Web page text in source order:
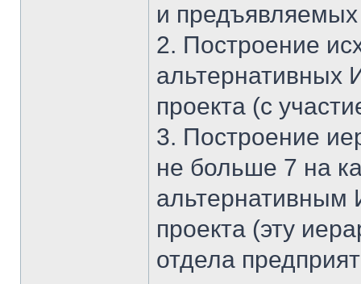
и
2. Построение
альтернативных
проекта (с
3. Построение
не больше 7 на
альтернативным
проекта (эту
отдела